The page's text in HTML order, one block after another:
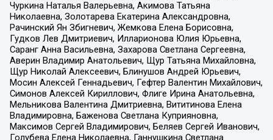
Чуркина Наталья Валерьевна, Акимова Татьяна
Николаевна, Золотарева Екатерина Александровна,
Рачинский Ян Збигневич, Жемкова Елена Борисовна,
Гудков Лев Дмитриевич, Илларионова Юлия Юрьевна,
Саранг Анна Васильевна, Захарова Светлана Сергеевна,
Аверин Владимир Анатольевич, Щур Татьяна Михайловна,
Щур Николай Алексеевич, Блинушов Андрей Юрьевич,
Мосин Алексей Геннадьевич, Гефтер Валентин Михайлович,
Симонов Алексей Кириллович, Флиге Ирина Анатольевна,
Мельникова Валентина Дмитриевна, Вититинова Елена
Владимировна, Баженова Светлана Куприяновна,
Максимов Сергей Владимирович, Беляев Сергей Иванович,
Голубева Елена Николаевна, Ганнушкина Светлана